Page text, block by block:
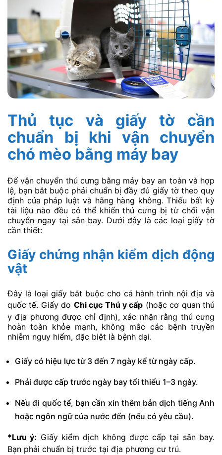
Thủ tục và giấy tờ cần
chuẩn bị khi vận chuyển
chó mèo bằng máy bay
Để vận chuyển thú cưng bằng máy bay an toàn và hợp
lệ, bạn bắt buộc phải chuẩn bị đầy đủ giấy tờ theo quy
định của pháp luật và hãng hàng không. Thiếu bất kỳ
tài liệu nào đều có thể khiến thú cưng bị từ chối vận
chuyển ngay tại sân bay. Dưới đây là các loại giấy tờ
cần thiết:
Giấy chứng nhận kiểm dịch động
vật
Đây là loại giấy bắt buộc cho cả hành trình nội địa và
quốc tế. Giấy do Chi cục Thú y cấp (hoặc cơ quan thú
y địa phương được chỉ định), xác nhận rằng thú cưng
hoàn toàn khỏe mạnh, không mắc các bệnh truyền
nhiễm nguy hiểm, đặc biệt là bệnh dại.
Giấy có hiệu lực từ 3 đến 7 ngày kể từ ngày cấp.
Phải được cấp trước ngày bay tối thiểu 1–3 ngày.
Nếu đi quốc tế, bạn cần xin thêm bản dịch tiếng Anh
hoặc ngôn ngữ của nước đến (nếu có yêu cầu).
*Lưu ý: Giấy kiểm dịch không được cấp tại sân bay.
Bạn phải chuẩn bị trước tại địa phương cư trú.